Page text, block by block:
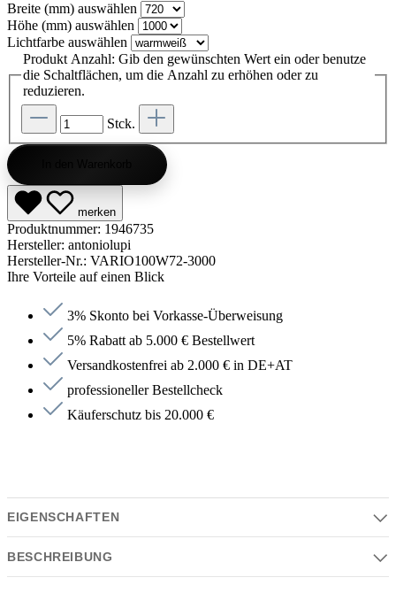
Breite (mm) auswählen
Höhe (mm) auswählen
Lichtfarbe auswählen
Produkt Anzahl: Gib den gewünschten Wert ein oder benutze
die Schaltflächen, um die Anzahl zu erhöhen oder zu
reduzieren.
Stck.
merken
Produktnummer: 1946735
Hersteller: antoniolupi
Hersteller-Nr.: VARIO100W72-3000
Ihre Vorteile auf einen Blick
3% Skonto bei Vorkasse-Überweisung
5% Rabatt ab 5.000 € Bestellwert
Versandkostenfrei ab 2.000 € in DE+AT
professioneller Bestellcheck
Käuferschutz bis 20.000 €
EIGENSCHAFTEN
Eigenschaften
BESCHREIBUNG